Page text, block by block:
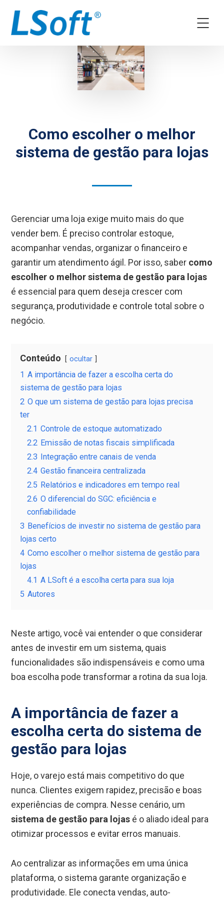
Como escolher o melhor
sistema de gestão para lojas
Gerenciar uma loja exige muito mais do que
vender bem. É preciso controlar estoque,
acompanhar vendas, organizar o financeiro e
garantir um atendimento ágil. Por isso, saber como
escolher o melhor sistema de gestão para lojas
é essencial para quem deseja crescer com
segurança, produtividade e controle total sobre o
negócio.
Conteúdo ocultar
1 A importância de fazer a escolha certa do
sistema de gestão para lojas
2 O que um sistema de gestão para lojas precisa
ter
2.1 Controle de estoque automatizado
2.2 Emissão de notas fiscais simplificada
2.3 Integração entre canais de venda
2.4 Gestão financeira centralizada
2.5 Relatórios e indicadores em tempo real
2.6 O diferencial do SGC: eficiência e
confiabilidade
3 Benefícios de investir no sistema de gestão para
lojas certo
4 Como escolher o melhor sistema de gestão para
lojas
4.1 A LSoft é a escolha certa para sua loja
5 Autores
Neste artigo, você vai entender o que considerar
antes de investir em um sistema, quais
funcionalidades são indispensáveis e como uma
boa escolha pode transformar a rotina da sua loja.
A importância de fazer a
escolha certa do sistema de
gestão para lojas
Hoje, o varejo está mais competitivo do que
nunca. Clientes exigem rapidez, precisão e boas
experiências de compra. Nesse cenário, um
sistema de gestão para lojas é o aliado ideal para
otimizar processos e evitar erros manuais.
Ao centralizar as informações em uma única
plataforma, o sistema garante organização e
produtividade. Ele conecta vendas, auto-